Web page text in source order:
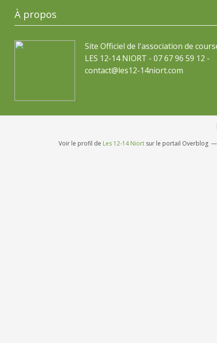
À propos
Site Officiel de l'association de
LES 12-14 NIORT - 07 67 96 59 12 -
contact@les12-14niort.com
Voir le profil de Les 12-14 Niort sur le portail Overblog